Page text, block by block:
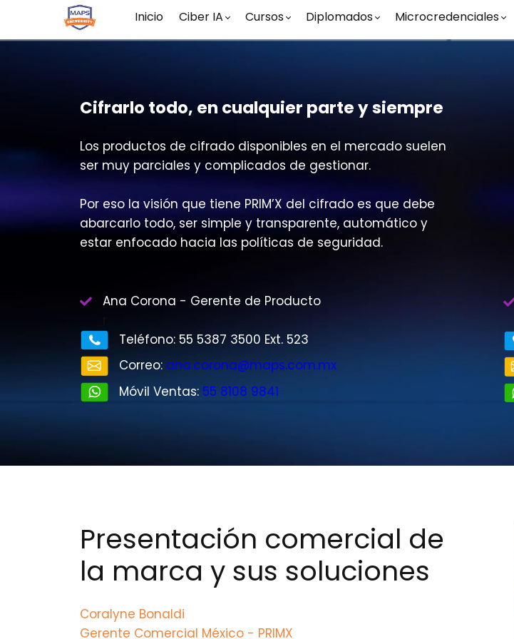
Inicio Ciber IA Cursos Diplomados Microcredenciales
Cifrarlo todo, en cualquier parte y siempre
Los productos de cifrado disponibles en el mercado suelen
ser muy parciales y complicados de gestionar.
Por eso la visión que tiene PRIM’X del cifrado es que debe
abarcarlo todo, ser simple y transparente, automático y
estar enfocado hacia las políticas de seguridad.
Ana Corona - Gerente de Producto
Teléfono: 55 5387 3500 Ext. 523
Correo: ana.corona@maps.com.mx
Móvil Ventas: 55 8108 9841
Presentación comercial de
la marca y sus soluciones
Coralyne Bonaldi
Gerente Comercial México - PRIMX